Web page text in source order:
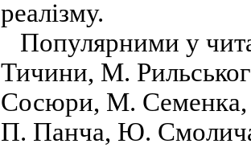
реалізму.
Популярними у
Тичини, М.
Сосюри, М. Семенка,
П. Панча, Ю.